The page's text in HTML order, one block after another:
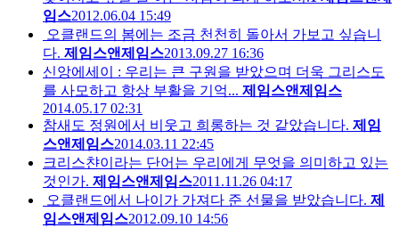
임스2012.06.04 15:49
오클랜드의 봄에는 조금 천천히 돌아서 가보고 싶습니
다. 제임스앤제임스2013.09.27 16:36
신앙에세이 : 우리는 큰 구원을 받았으며 더욱 그리스도
를 사모하고 항상 부활을 기억... 제임스앤제임스
2014.05.17 02:31
참새도 정원에서 비웃고 희롱하는 것 같았습니다. 제임
스앤제임스2014.03.11 22:45
크리스챤이라는 단어는 우리에게 무엇을 의미하고 있는
것인가. 제임스앤제임스2011.11.26 04:17
오클랜드에서 나이가 가져다 준 선물을 받았습니다. 제
임스앤제임스2012.09.10 14:56